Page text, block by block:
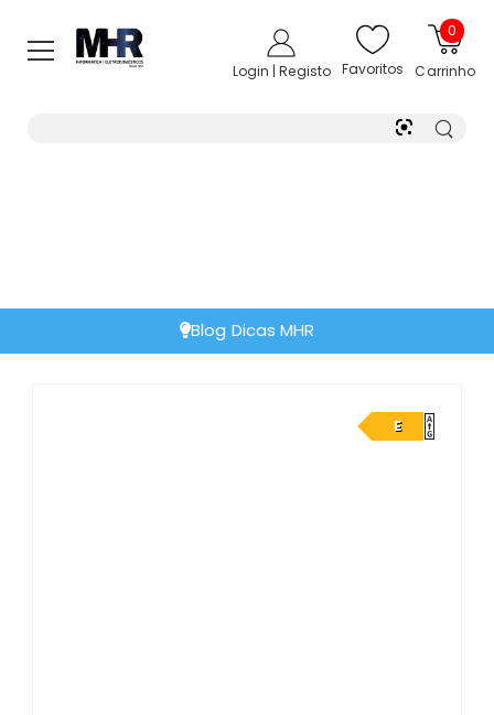
Login | Registo Favoritos
0
Carrinho
Blog Dicas MHR
E